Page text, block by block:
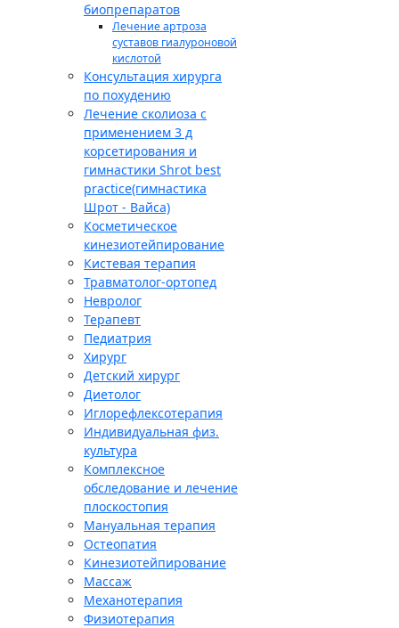
биопрепаратов
Лечение артроза
суставов гиалуроновой
кислотой
Консультация хирурга
по похудению
Лечение сколиоза с
применением 3 д
корсетирования и
гимнастики Shrot best
practice(гимнастика
Шрот - Вайса)
Косметическое
кинезиотейпирование
Кистевая терапия
Травматолог-ортопед
Невролог
Терапевт
Педиатрия
Хирург
Детский хирург
Диетолог
Иглорефлексотерапия
Индивидуальная физ.
культура
Комплексное
обследование и лечение
плоскостопия
Мануальная терапия
Остеопатия
Кинезиотейпирование
Массаж
Механотерапия
Физиотерапия